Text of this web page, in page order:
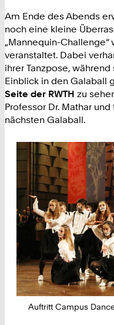
Am Ende des Abends
noch eine kleine
„Mannequin-Challenge“
veranstaltet. Dabei
ihrer Tanzpose,
Einblick in den Galaball
Seite der RWTH zu
Professor Dr. Mathar
nächsten Galaball.
Auftritt Campus